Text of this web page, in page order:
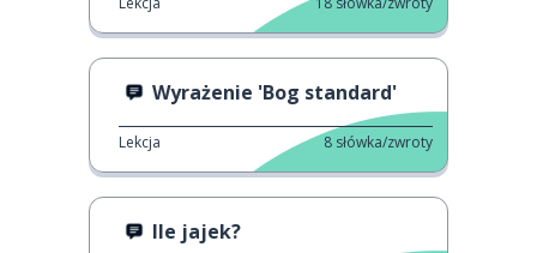
Wyrażenie 'Bog standard'
Lekcja 8 słówka/zwroty
Ile jajek?